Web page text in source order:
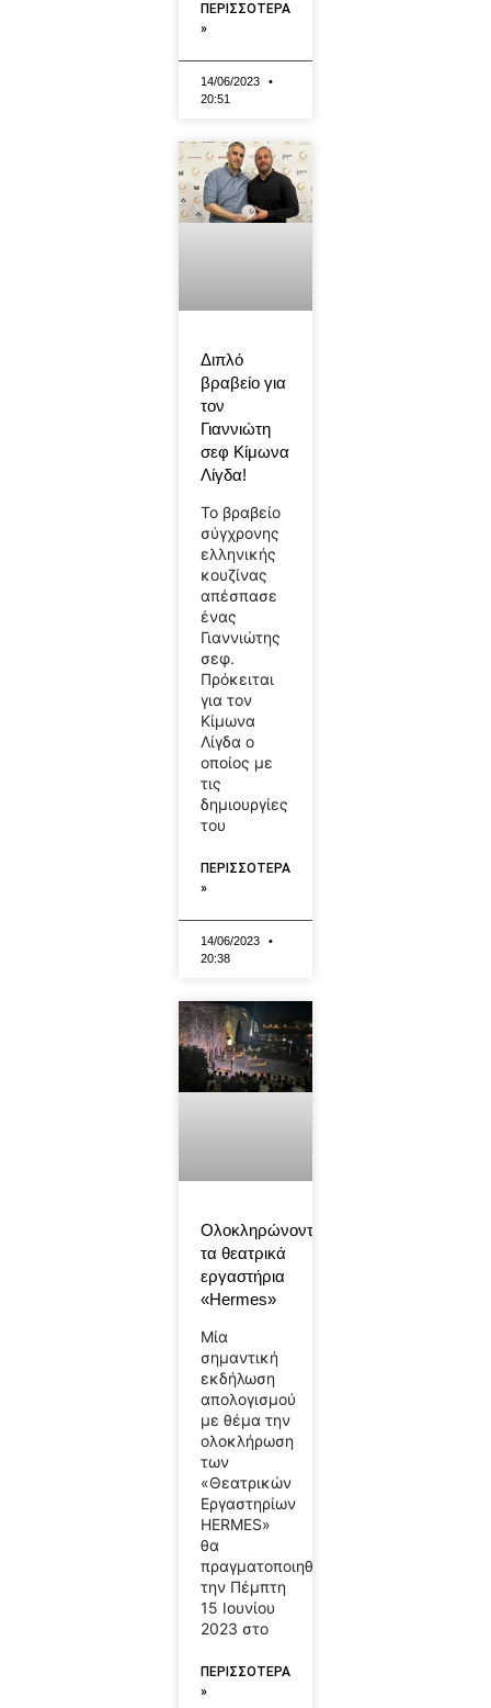
ΠΕΡΙΣΣΟΤΕΡΑ
»
14/06/2023
20:51
Διπλό
βραβείο για
τον
Γιαννιώτη
σεφ Κίμωνα
Λίγδα!
Το βραβείο
σύγχρονης
ελληνικής
κουζίνας
απέσπασε
ένας
Γιαννιώτης
σεφ.
Πρόκειται
για τον
Κίμωνα
Λίγδα ο
οποίος με
τις
δημιουργίες
του
ΠΕΡΙΣΣΟΤΕΡΑ
»
14/06/2023
20:38
Ολοκληρώνονται
τα θεατρικά
εργαστήρια
«Hermes»
Μία
σημαντική
εκδήλωση
απολογισμού
με θέμα την
ολοκλήρωση
των
«Θεατρικών
Εργαστηρίων
HERMES»
θα
πραγματοποιηθεί
την Πέμπτη
15 Ιουνίου
2023 στο
ΠΕΡΙΣΣΟΤΕΡΑ
»